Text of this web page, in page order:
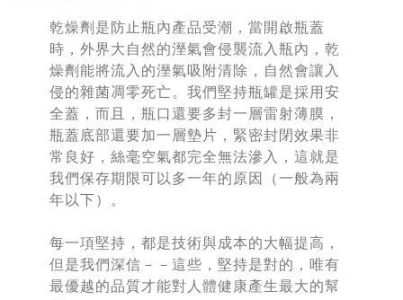
乾燥劑是防止瓶內產品受潮，當開啟瓶蓋
時，外界大自然的溼氣會侵襲流入瓶內，乾
燥劑能將流入的溼氣吸附清除，自然會讓入
侵的雜菌凋零死亡。我們堅持瓶罐是採用安
全蓋，而且，瓶口還要多封一層雷射薄膜，
瓶蓋底部還要加一層墊片，緊密封閉效果非
常良好，絲毫空氣都完全無法滲入，這就是
我們保存期限可以多一年的原因（一般為兩
年以下）。
每一項堅持，都是技術與成本的大幅提高，
但是我們深信－－這些，堅持是對的，唯有
最優越的品質才能對人體健康產生最大的幫